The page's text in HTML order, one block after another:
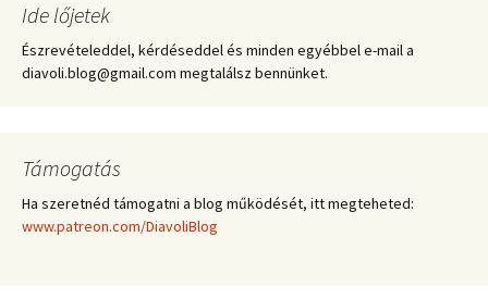
Ide lőjetek
Észrevételeddel, kérdéseddel és minden egyébbel e-mail a
diavoli.blog@gmail.com megtalálsz bennünket.
Támogatás
Ha szeretnéd támogatni a blog működését, itt megteheted:
www.patreon.com/DiavoliBlog